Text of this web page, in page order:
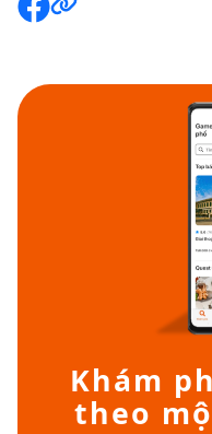
Khám
theo